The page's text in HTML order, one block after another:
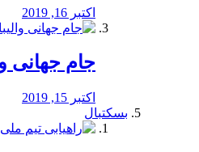
اکتبر 16, 2019
جام جهانی
اکتبر 15, 2019
بسکتبال